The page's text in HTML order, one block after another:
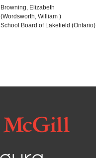
Browning, Elizabeth
(Wordsworth, William )
School Board of Lakefield (Ontario)